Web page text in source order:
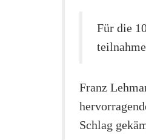
Für die
Franz
Schlag